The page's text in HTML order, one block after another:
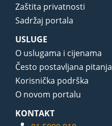
Zaštita privatnosti
Sadržaj portala
USLUGE
O uslugama i cijenama
Često postavljana pitanja
Korisnička podrška
O novom portalu
KONTAKT